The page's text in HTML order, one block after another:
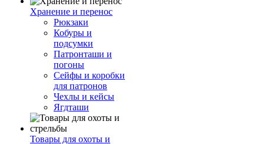
Хранение и перенос
Рюкзаки
Кобуры и
подсумки
Патронташи и
погоны
Сейфы и коробки
для патронов
Чехлы и кейсы
Ягдташи
Товары для охоты и